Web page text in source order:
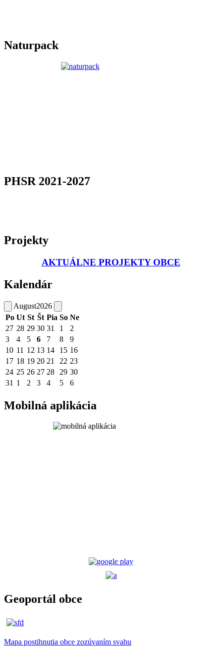
Naturpack
PHSR 2021-2027
Projekty
AKTUÁLNE PROJEKTY OBCE
Kalendár
August2026
Po Ut St Št Pia So Ne
27 28 29 30 31 1
2
3
4 5 6 7 8
9
10 11 12 13 14 15 16
17 18 19 20 21 22 23
24 25 26 27 28 29 30
31 1 2 3 4 5 6
Mobilná aplikácia
Geoportál obce
Mapa postihnutia obce zozúvaním svahu